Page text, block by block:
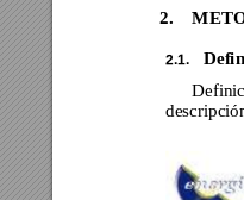
2. M
2.1.